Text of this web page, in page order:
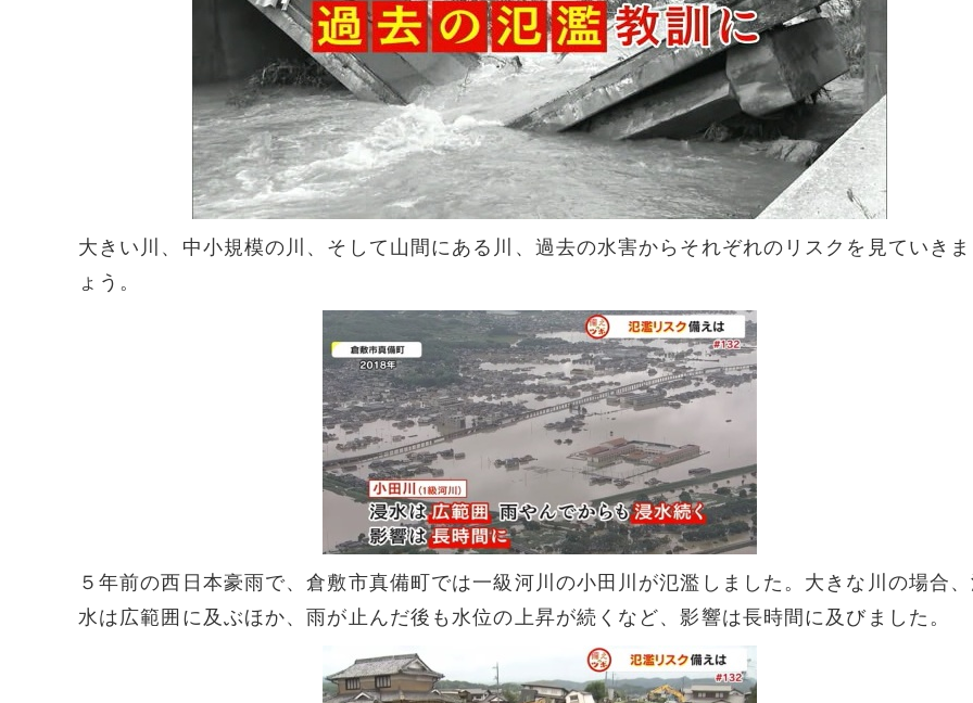
大きい川、中小規模の川、そして山間にある川、過去の水害からそれぞれのリスクを見ていき
ょう。
５年前の西日本豪雨で、倉敷市真備町では一級河川の小田川が氾濫しました。大きな川の場合
水は広範囲に及ぶほか、雨が止んだ後も水位の上昇が続くなど、影響は長時間に及びました。